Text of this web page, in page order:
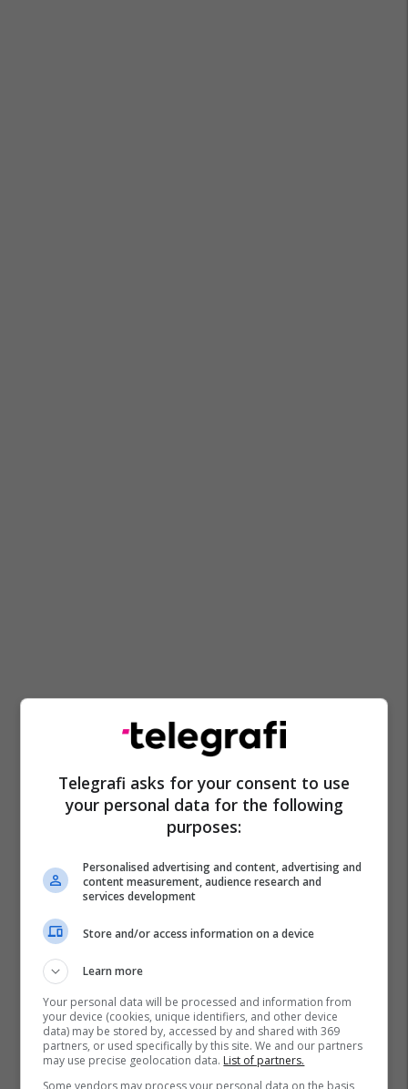
Telegrafi asks for your consent to use
your personal data for the following
purposes:
Personalised advertising and content, advertising and
content measurement, audience research and
services development
Store and/or access information on a device
Learn more
Your personal data will be processed and information from
your device (cookies, unique identifiers, and other device
data) may be stored by, accessed by and shared with 369
partners, or used specifically by this site. We and our partners
may use precise geolocation data. List of partners.
Some vendors may process your personal data on the basis